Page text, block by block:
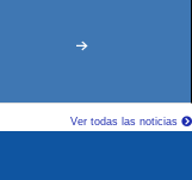
Ver todas las noticias